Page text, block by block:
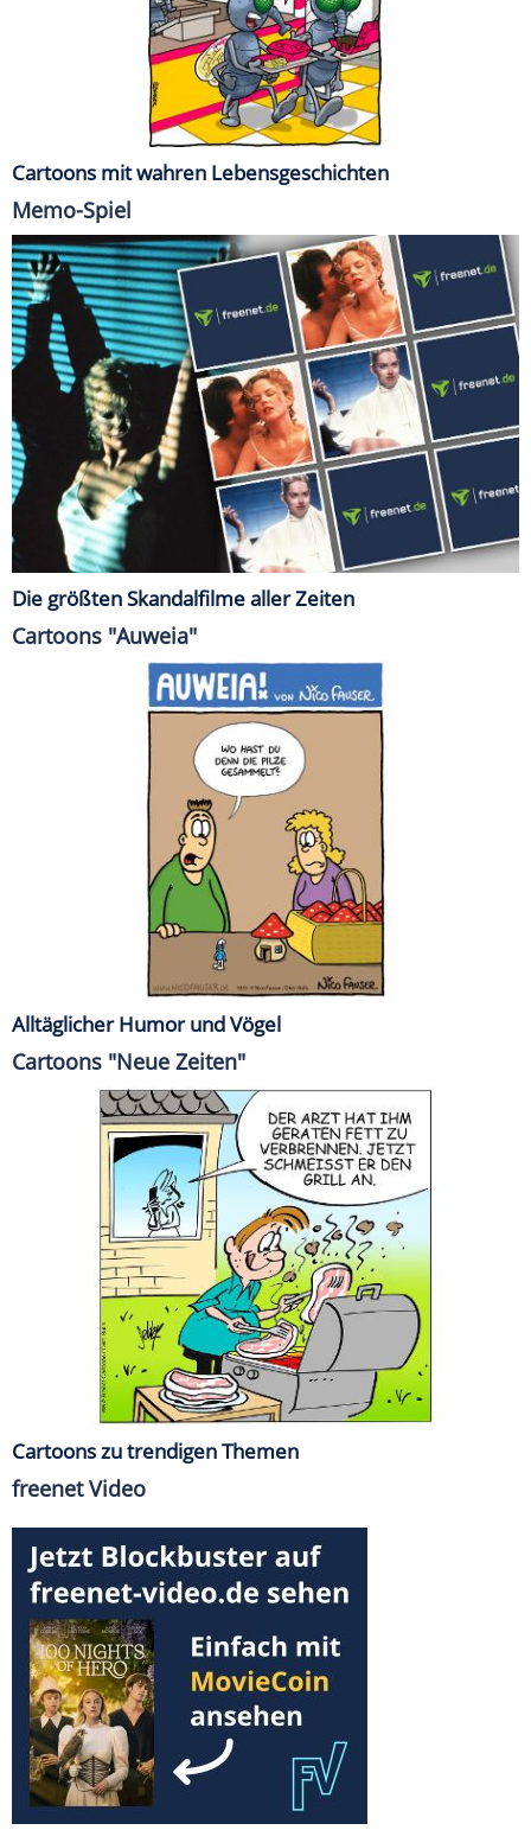
Cartoons mit wahren Lebensgeschichten
Memo-Spiel
Die größten Skandalfilme aller Zeiten
Cartoons "Auweia"
Alltäglicher Humor und Vögel
Cartoons "Neue Zeiten"
Cartoons zu trendigen Themen
freenet Video